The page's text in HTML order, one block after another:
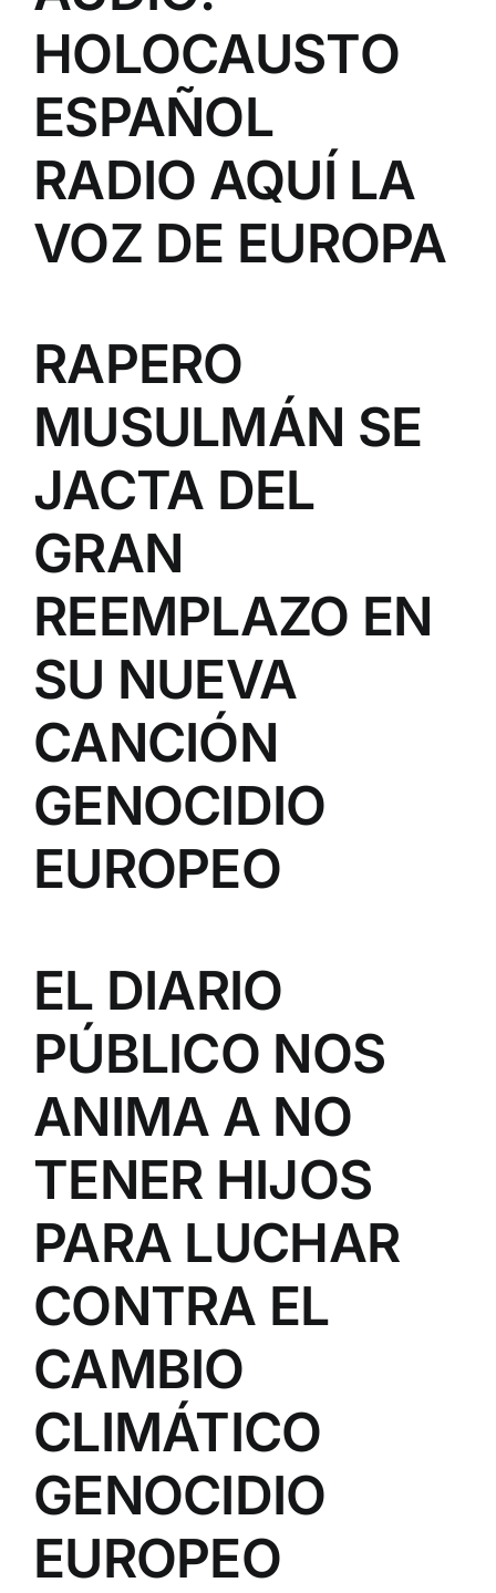
HOLOCAUSTO
ESPAÑOL
RADIO AQUÍ LA
VOZ DE EUROPA
RAPERO
MUSULMÁN SE
JACTA DEL
GRAN
REEMPLAZO EN
SU NUEVA
CANCIÓN
GENOCIDIO
EUROPEO
EL DIARIO
PÚBLICO NOS
ANIMA A NO
TENER HIJOS
PARA LUCHAR
CONTRA EL
CAMBIO
CLIMÁTICO
GENOCIDIO
EUROPEO